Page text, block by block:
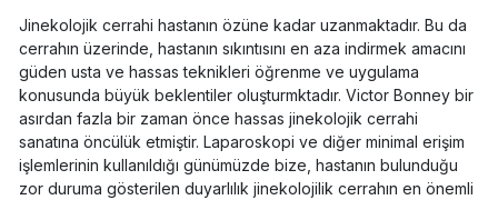
Jinekolojik cerrahi hastanın özüne kadar uzanmaktadır. Bu da
cerrahın üzerinde, hastanın sıkıntısını en aza indirmek amacını
güden usta ve hassas teknikleri öğrenme ve uygulama
konusunda büyük beklentiler oluşturmktadır. Victor Bonney bir
asırdan fazla bir zaman önce hassas jinekolojik cerrahi
sanatına öncülük etmiştir. Laparoskopi ve diğer minimal erişim
işlemlerinin kullanıldığı günümüzde bize, hastanın bulunduğu
zor duruma gösterilen duyarlılık jinekolojilik cerrahın en önemli